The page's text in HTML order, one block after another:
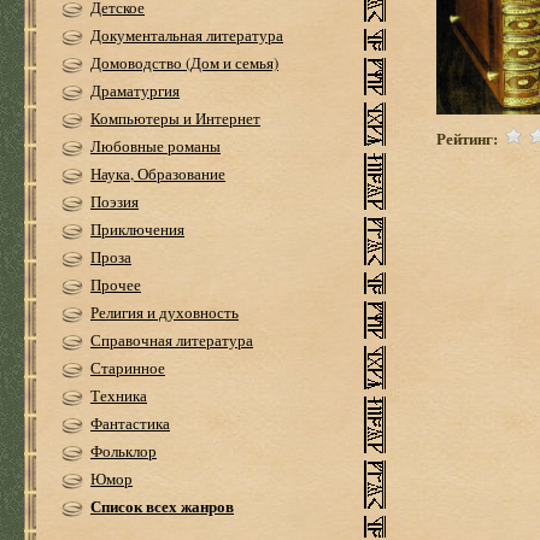
Детское
Документальная литература
Домоводство (Дом и семья)
Драматургия
Компьютеры и Интернет
Любовные романы
Наука, Образование
Поэзия
Приключения
Проза
Прочее
Религия и духовность
Справочная литература
Старинное
Техника
Фантастика
Фольклор
Юмор
Список всех жанров
Рейтинг: